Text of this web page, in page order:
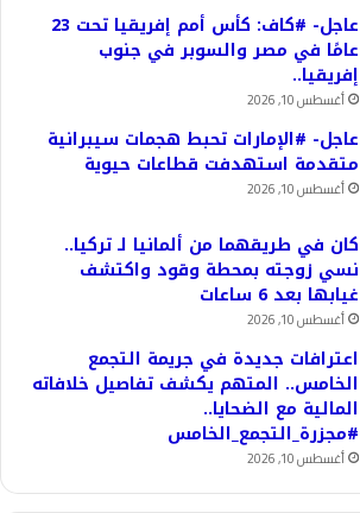
عاجل- #كاف: كأس أمم إفريقيا تحت 23
عامًا في مصر والسوبر في جنوب
إفريقيا..
أغسطس 10, 2026
عاجل- #الإمارات تحبط هجمات سيبرانية
متقدمة استهدفت قطاعات حيوية
أغسطس 10, 2026
كان في طريقهما من ألمانيا لـ تركيا..
نسي زوجته بمحطة وقود واكتشف
غيابها بعد 6 ساعات
أغسطس 10, 2026
اعترافات جديدة في جريمة التجمع
الخامس.. المتهم يكشف تفاصيل خلافاته
المالية مع الضحايا..
#مجزرة_التجمع_الخامس
أغسطس 10, 2026